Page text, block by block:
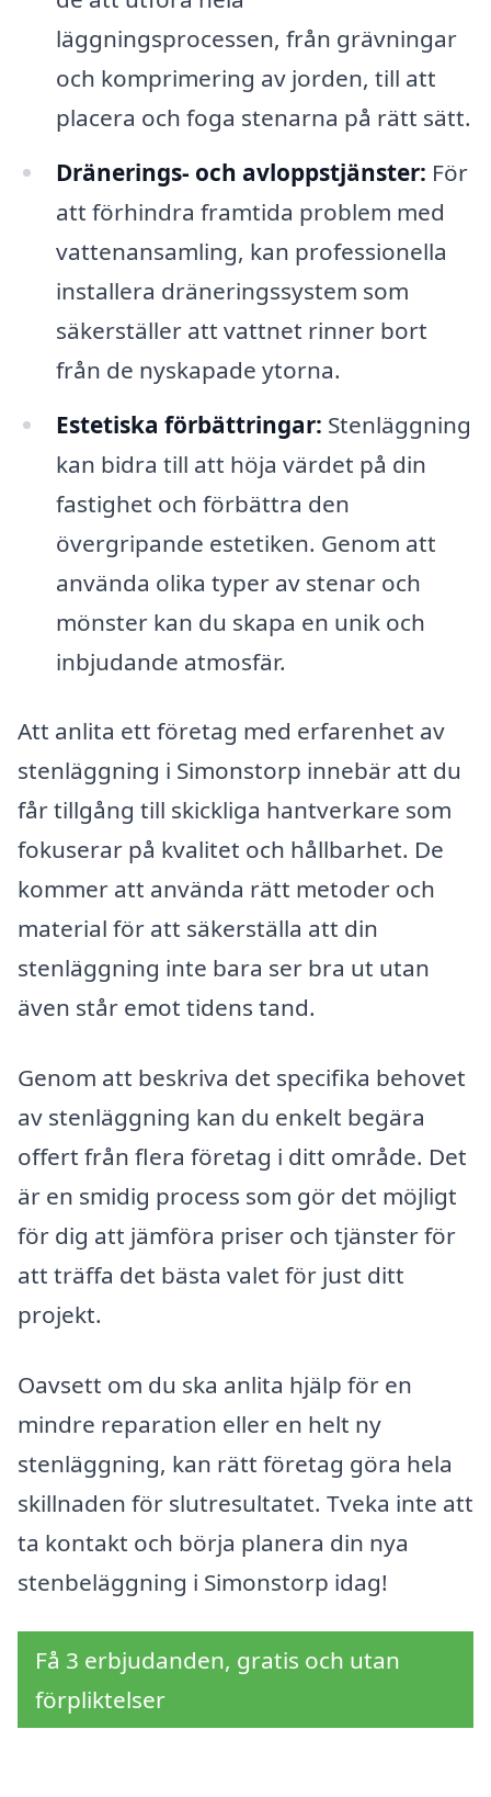
läggningsprocessen, från grävningar
och komprimering av jorden, till att
placera och foga stenarna på rätt sätt.
Dränerings- och avloppstjänster: För
att förhindra framtida problem med
vattenansamling, kan professionella
installera dräneringssystem som
säkerställer att vattnet rinner bort
från de nyskapade ytorna.
Estetiska förbättringar: Stenläggning
kan bidra till att höja värdet på din
fastighet och förbättra den
övergripande estetiken. Genom att
använda olika typer av stenar och
mönster kan du skapa en unik och
inbjudande atmosfär.
Att anlita ett företag med erfarenhet av
stenläggning i Simonstorp innebär att du
får tillgång till skickliga hantverkare som
fokuserar på kvalitet och hållbarhet. De
kommer att använda rätt metoder och
material för att säkerställa att din
stenläggning inte bara ser bra ut utan
även står emot tidens tand.
Genom att beskriva det specifika behovet
av stenläggning kan du enkelt begära
offert från flera företag i ditt område. Det
är en smidig process som gör det möjligt
för dig att jämföra priser och tjänster för
att träffa det bästa valet för just ditt
projekt.
Oavsett om du ska anlita hjälp för en
mindre reparation eller en helt ny
stenläggning, kan rätt företag göra hela
skillnaden för slutresultatet. Tveka inte att
ta kontakt och börja planera din nya
stenbeläggning i Simonstorp idag!
Få 3 erbjudanden, gratis och utan
förpliktelser